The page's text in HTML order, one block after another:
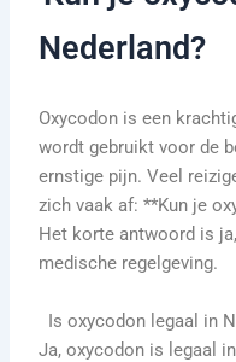
Nederland?
Oxycodon is een
wordt gebruikt voor de
ernstige pijn. Veel
zich vaak af: **Kun je
Het korte antwoord is
medische regelgeving.
Is oxycodon legaal in
Ja, oxycodon is legaal